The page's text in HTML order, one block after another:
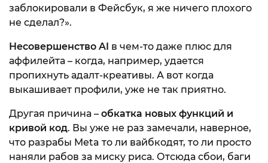
заблокировали в Фейсбук, я же ничего плохого
не сделал?».
Несовершенство AI в чем-то даже плюс для
аффилейта – когда, например, удается
пропихнуть адалт-креативы. А вот когда
выкашивает профили, уже не так приятно.
Другая причина – обкатка новых функций и
кривой код. Вы уже не раз замечали, наверное,
что разрабы Meta то ли вайбкодят, то ли просто
наняли рабов за миску риса. Отсюда сбои, баги